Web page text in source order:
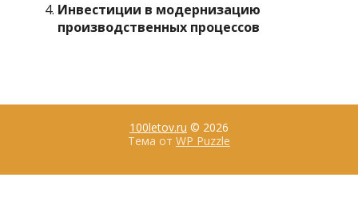
Инвестиции в модернизацию
производственных процессов
100letov.ru © 2026
Тема от WP Puzzle